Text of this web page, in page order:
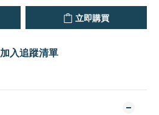
立即購買
加入追蹤清單